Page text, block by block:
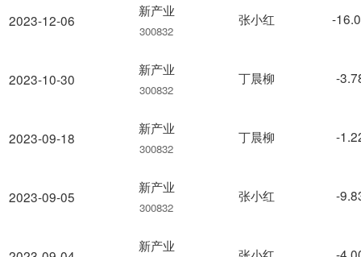
2023-12-06
2023-10-30
2023-09-18
2023-09-05
新产业
300832
张小红 -
新产业
300832
丁晨柳 -
新产业
300832
丁晨柳 -
新产业
300832
张小红 -
新产业